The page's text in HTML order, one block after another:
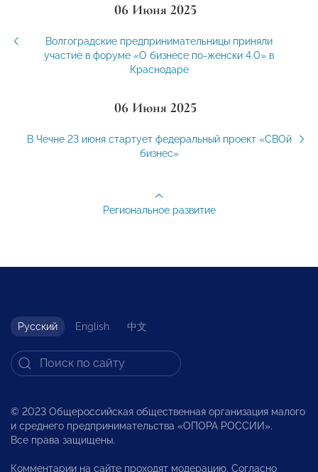
06 Июня 2025
Волгоградские предпринимательницы приняли
участие в форуме «О бизнесе по-женски 4.0» в
Краснодаре
06 Июня 2025
В Чечне 23 июня стартует федеральный проект «СВОй
бизнес»
Региональное развитие
Русский English 中文
© 2023 Общероссийская общественная организация малого
и среднего предпринимательства «ОПОРА РОССИИ».
Все права защищены.
Комментарии на сайте проходят модерацию. Согласно